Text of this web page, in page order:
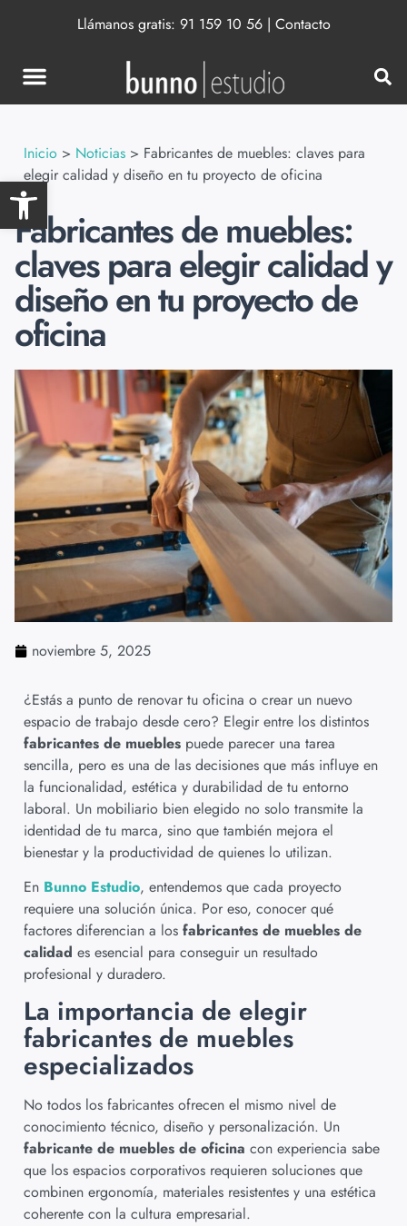
Abrir barra de herramientas
Llámanos gratis: 91 159 10 56| Contacto
Inicio > Noticias > Fabricantes de muebles: claves para
elegir calidad y diseño en tu proyecto de oficina
Fabricantes de muebles:
claves para elegir calidad y
diseño en tu proyecto de
oficina
noviembre 5, 2025
¿Estás a punto de renovar tu oficina o crear un nuevo
espacio de trabajo desde cero? Elegir entre los distintos
fabricantes de muebles puede parecer una tarea
sencilla, pero es una de las decisiones que más influye en
la funcionalidad, estética y durabilidad de tu entorno
laboral. Un mobiliario bien elegido no solo transmite la
identidad de tu marca, sino que también mejora el
bienestar y la productividad de quienes lo utilizan.
En Bunno Estudio, entendemos que cada proyecto
requiere una solución única. Por eso, conocer qué
factores diferencian a los fabricantes de muebles de
calidad es esencial para conseguir un resultado
profesional y duradero.
La importancia de elegir
fabricantes de muebles
especializados
No todos los fabricantes ofrecen el mismo nivel de
conocimiento técnico, diseño y personalización. Un
fabricante de muebles de oficina con experiencia sabe
que los espacios corporativos requieren soluciones que
combinen ergonomía, materiales resistentes y una estética
coherente con la cultura empresarial.